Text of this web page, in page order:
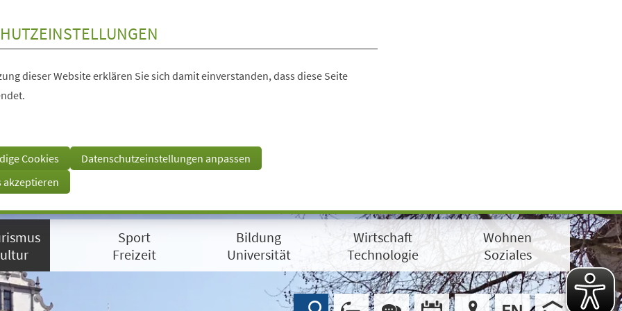
dieser Website erklären Sie sich damit einverstanden, dass diese Seite
Cookies
Datenschutzeinstellungen anpassen
akzeptieren
Sport
Freizeit
Bildung
Universität
Wirtschaft
Technologie
Wohnen
Soziales